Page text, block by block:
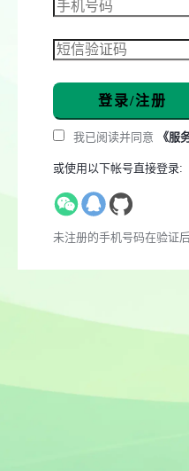
登录/注册
我已阅读并同意 《服
或使用以下帐号直接登录:
未注册的手机号码在验证